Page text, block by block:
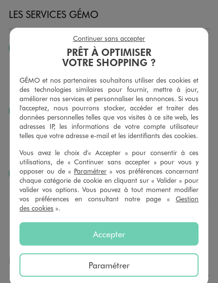
LES SERVICES GÉMO
JE PEUX CHANGER D’AVIS
Nous échangeons et vous proposons un avoir ou un
sous 30 jours, sur simple présentation du ticket de caisse,
dans tous les magasins GÉMO.
JE PEUX FAIRE RETOUCHER MES ARTICLES
Ourlets, ceintures… vous avez la possibilité de faire
retoucher vos articles textiles dans nos magasins. Les tarifs
conditions en magasins.
J’AIME FAIRE PLAISIR
Nous vous proposons des cartes cadeaux GÉMO d’un
montant au choix entre 10€ et 150€. Les cartes cadeau
GÉMO sont valables 1 an, utilisables en plusieurs fois, pour
dans de jolies enveloppes pour toutes les occasions.
NOS AUTRES MAGASINS
PRÊT À OPTIMISER
VOTRE SHOPPING ?
GÉMO et nos partenaires souhaitons utiliser des cookies et
des technologies similaires pour fournir, mettre à jour,
améliorer nos services et personnaliser les annonces. Si vous
l'acceptez, nous pourrons stocker, accéder et traiter des
données personnelles telles que vos visites à ce site web, les
adresses IP, les informations de votre compte utilisateur
telles que votre adresse e-mail et les identifiants des cookies.
Vous avez le choix d'« Accepter » pour consentir à ces
utilisations, de « Continuer sans accepter » pour vous y
opposer ou de « Paramétrer » vos préférences concernant
chaque catégorie de cookie en cliquant sur « Valider » pour
valider vos options. Vous pouvez à tout moment modifier
vos préférences en consultant notre page « Gestion
des cookies ».
Accepter
Paramétrer
Continuer sans accepter